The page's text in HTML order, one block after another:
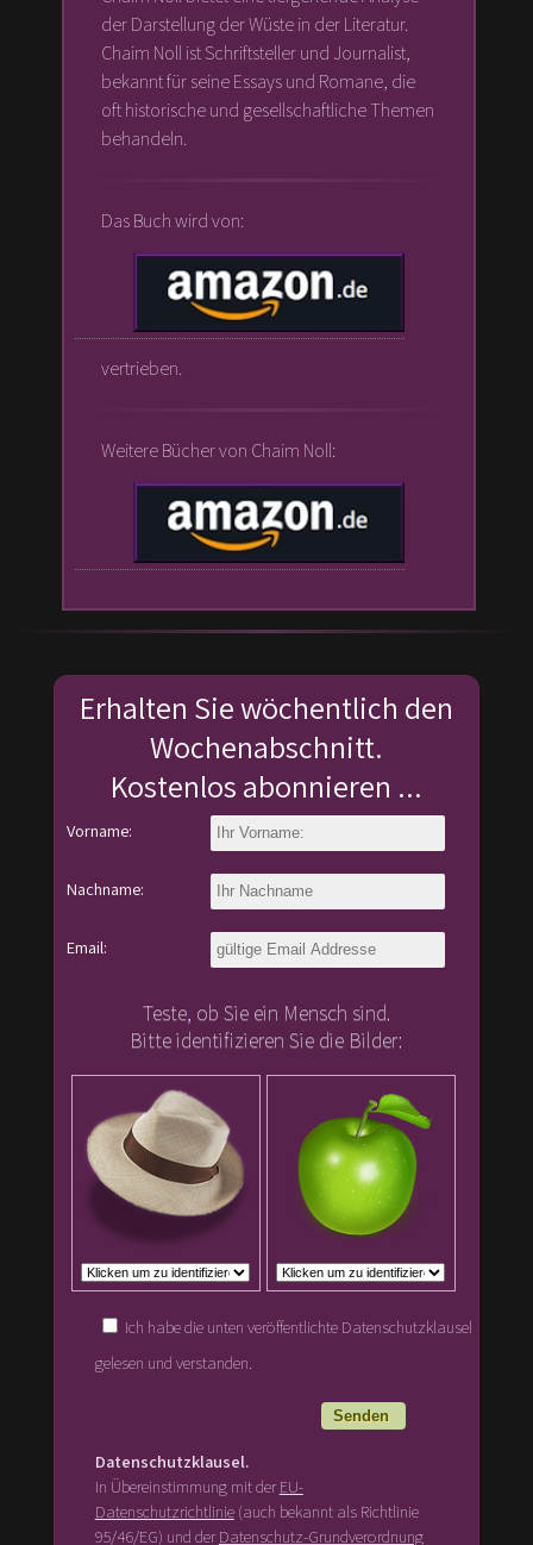
der Darstellung der Wüste in der Literatur.
Chaim Noll ist Schriftsteller und Journalist,
bekannt für seine Essays und Romane, die
oft historische und gesellschaftliche Themen
behandeln.
Das Buch wird von:
vertrieben.
Weitere Bücher von Chaim Noll:
Erhalten Sie wöchentlich den
Wochenabschnitt.
Kostenlos abonnieren ...
Vorname:
Nachname:
Email:
Teste, ob Sie ein Mensch sind.
Bitte identifizieren Sie die Bilder:
Ich habe die unten veröffentlichte Datenschutzklausel
gelesen und verstanden.
Datenschutzklausel.
In Übereinstimmung mit derEU-
Datenschutzrichtlinie(auch bekannt als Richtlinie
95/46/EG) und derDatenschutz-Grundverordnung